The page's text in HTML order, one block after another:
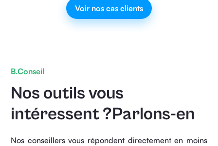
Voir nos cas clients
B.Conseil
Nos outils vous
intéressent ?Parlons-en
Nos conseillers vous répondent directement en moins